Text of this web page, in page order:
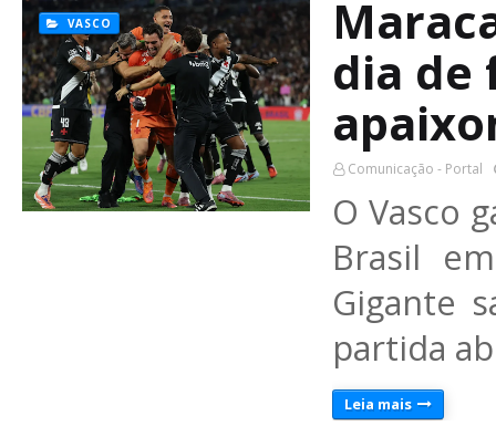
VASCO
dia de
Comunicação - Portal
O Vasco
Brasil
Gigante
partida
Leia mais